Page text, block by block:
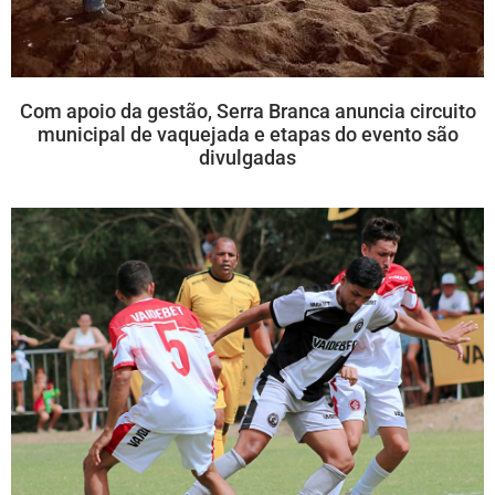
Com apoio da gestão, Serra Branca anuncia circuito
municipal de vaquejada e etapas do evento são
divulgadas